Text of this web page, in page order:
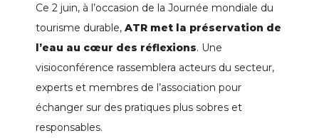
Ce 2 juin, à l’occasion de la Journée mondiale du
tourisme durable, ATR met la préservation de
l’eau au cœur des réflexions. Une
visioconférence rassemblera acteurs du secteur,
experts et membres de l’association pour
échanger sur des pratiques plus sobres et
responsables.